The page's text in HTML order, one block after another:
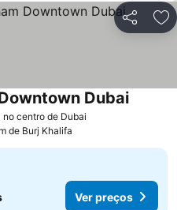
Partilhar
centro de Dubai
Dubai
de Burj Khalifa
Ver preços